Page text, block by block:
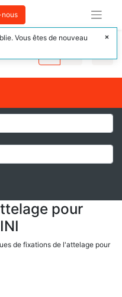
pour
de fixations de l'attelage pour
Vous êtes de nouveau